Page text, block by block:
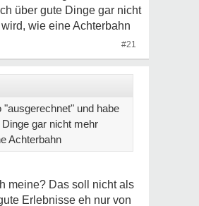
über gute Dinge gar nicht
wie eine Achterbahn
#21
und habe
gar nicht mehr
Achterbahn
meine? Das soll nicht als
Erlebnisse eh nur von